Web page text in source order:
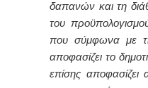
δαπανών και τη
του
που σύμφωνα με
αποφασίζει το
επίσης αποφασίζει